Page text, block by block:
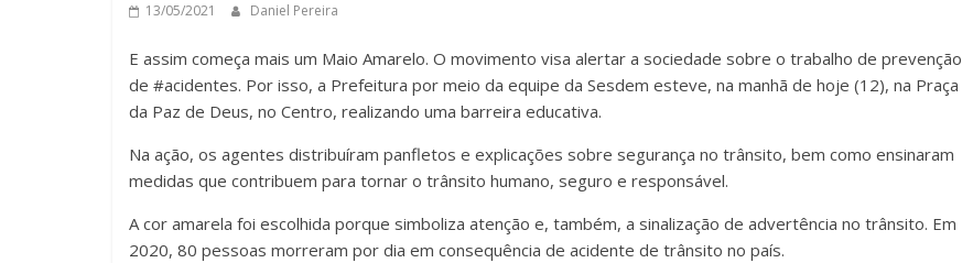
13/05/2021 Daniel Pereira
E assim começa mais um Maio Amarelo. O movimento visa alertar a sociedade sobre o trabalho de prevenção
de #acidentes. Por isso, a Prefeitura por meio da equipe da Sesdem esteve, na manhã de hoje (12), na Praça
da Paz de Deus, no Centro, realizando uma barreira educativa.
Na ação, os agentes distribuíram panfletos e explicações sobre segurança no trânsito, bem como ensinaram
medidas que contribuem para tornar o trânsito humano, seguro e responsável.
A cor amarela foi escolhida porque simboliza atenção e, também, a sinalização de advertência no trânsito. Em
2020, 80 pessoas morreram por dia em consequência de acidente de trânsito no país.